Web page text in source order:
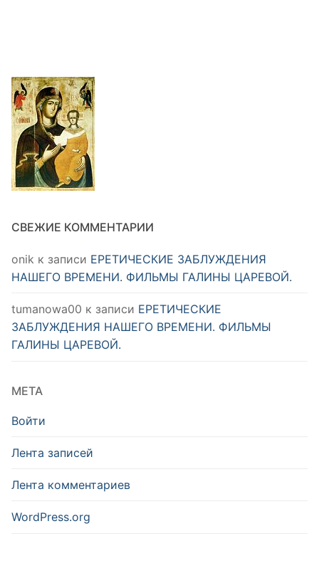
СВЕЖИЕ КОММЕНТАРИИ
onik к записи ЕРЕТИЧЕСКИЕ ЗАБЛУЖДЕНИЯ
НАШЕГО ВРЕМЕНИ. ФИЛЬМЫ ГАЛИНЫ ЦАРЕВОЙ.
tumanowa00 к записи ЕРЕТИЧЕСКИЕ
ЗАБЛУЖДЕНИЯ НАШЕГО ВРЕМЕНИ. ФИЛЬМЫ
ГАЛИНЫ ЦАРЕВОЙ.
МЕТА
Войти
Лента записей
Лента комментариев
WordPress.org